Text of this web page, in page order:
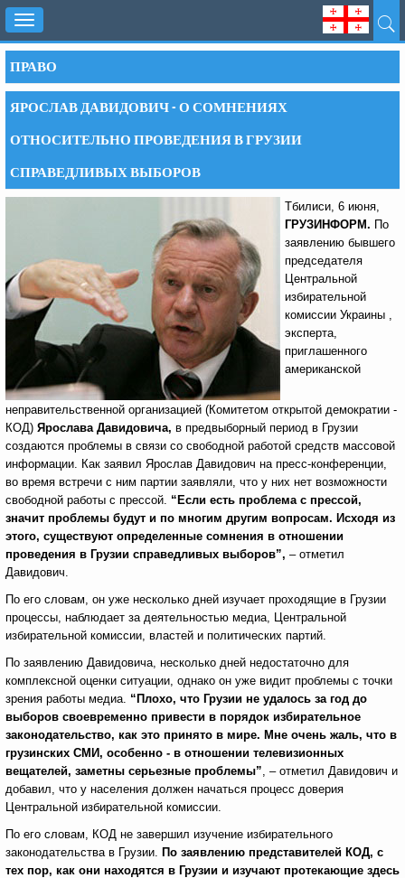
Toggle
navigation
ПРАВО
ЯРОСЛАВ ДАВИДОВИЧ - О СОМНЕНИЯХ
ОТНОСИТЕЛЬНО ПРОВЕДЕНИЯ В ГРУЗИИ
СПРАВЕДЛИВЫХ ВЫБОРОВ
Тбилиси, 6 июня,
ГРУЗИНФОРМ. По
заявлению бывшего
председателя
Центральной
избирательной
комиссии Украины ,
эксперта,
приглашенного
американской
неправительственной организацией (Комитетом открытой демократии -
КОД) Ярослава Давидовича, в предвыборный период в Грузии
создаются проблемы в связи со свободной работой средств массовой
информации. Как заявил Ярослав Давидович на пресс-конференции,
во время встречи с ним партии заявляли, что у них нет возможности
свободной работы с прессой. “Если есть проблема с прессой,
значит проблемы будут и по многим другим вопросам. Исходя из
этого, существуют определенные сомнения в отношении
проведения в Грузии справедливых выборов”, – отметил
Давидович.
По его словам, он уже несколько дней изучает проходящие в Грузии
процессы, наблюдает за деятельностью медиа, Центральной
избирательной комиссии, властей и политических партий.
По заявлению Давидовича, несколько дней недостаточно для
комплексной оценки ситуации, однако он уже видит проблемы с точки
зрения работы медиа. “Плохо, что Грузии не удалось за год до
выборов своевременно привести в порядок избирательное
законодательство, как это принято в мире. Мне очень жаль, что в
грузинских СМИ, особенно - в отношении телевизионных
вещателей, заметны серьезные проблемы”, – отметил Давидович и
добавил, что у населения должен начаться процесс доверия
Центральной избирательной комиссии.
По его словам, КОД не завершил изучение избирательного
законодательства в Грузии. По заявлению представителей КОД, с
тех пор, как они находятся в Грузии и изучают протекающие здесь